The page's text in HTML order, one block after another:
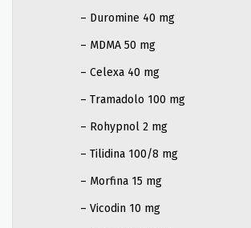
– Duromine 40 mg
– MDMA 50 mg
– Celexa 40 mg
– Tramadolo 100 mg
– Rohypnol 2 mg
– Tilidina 100/8 mg
– Morfina 15 mg
– Vicodin 10 mg